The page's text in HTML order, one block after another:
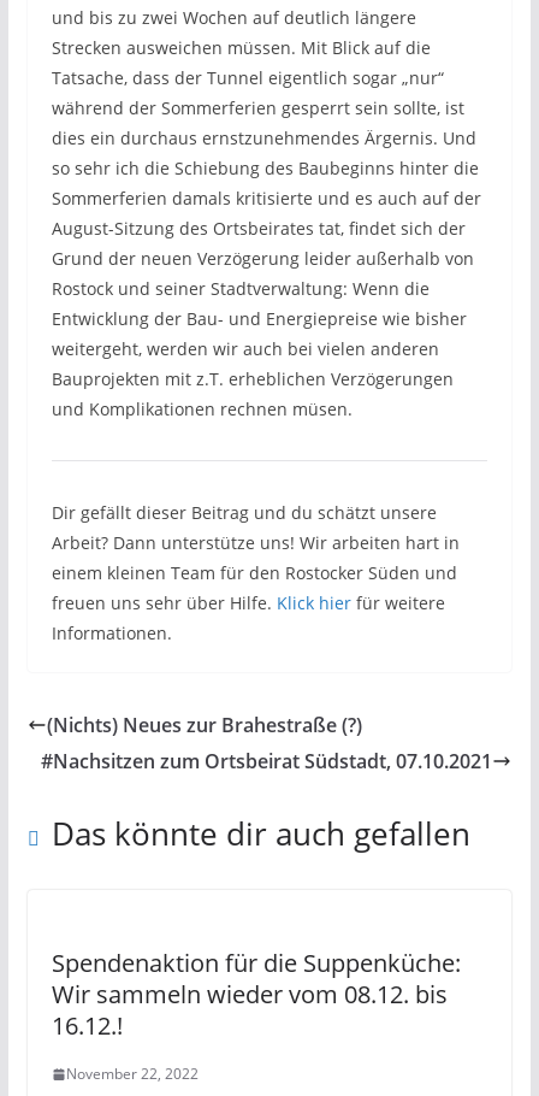
und bis zu zwei Wochen auf deutlich längere
Strecken ausweichen müssen. Mit Blick auf die
Tatsache, dass der Tunnel eigentlich sogar „nur“
während der Sommerferien gesperrt sein sollte, ist
dies ein durchaus ernstzunehmendes Ärgernis. Und
so sehr ich die Schiebung des Baubeginns hinter die
Sommerferien damals kritisierte und es auch auf der
August-Sitzung des Ortsbeirates tat, findet sich der
Grund der neuen Verzögerung leider außerhalb von
Rostock und seiner Stadtverwaltung: Wenn die
Entwicklung der Bau- und Energiepreise wie bisher
weitergeht, werden wir auch bei vielen anderen
Bauprojekten mit z.T. erheblichen Verzögerungen
und Komplikationen rechnen müsen.
Dir gefällt dieser Beitrag und du schätzt unsere
Arbeit? Dann unterstütze uns! Wir arbeiten hart in
einem kleinen Team für den Rostocker Süden und
freuen uns sehr über Hilfe. Klick hierfür weitere
Informationen.
(Nichts) Neues zur Brahestraße (?)
#Nachsitzen zum Ortsbeirat Südstadt, 07.10.2021
Das könnte dir auch gefallen
Spendenaktion für die Suppenküche:
Wir sammeln wieder vom 08.12. bis
16.12.!
November 22, 2022